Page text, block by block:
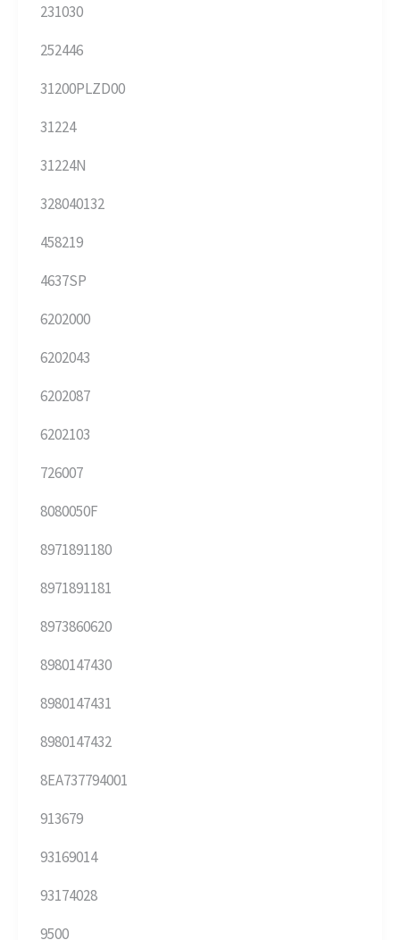
231030
252446
31200PLZD00
31224
31224N
328040132
458219
4637SP
6202000
6202043
6202087
6202103
726007
8080050F
8971891180
8971891181
8973860620
8980147430
8980147431
8980147432
8EA737794001
913679
93169014
93174028
9500